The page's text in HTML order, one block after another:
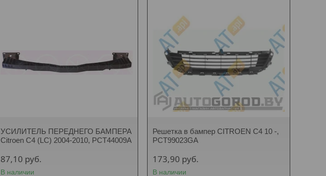
УСИЛИТЕЛЬ ПЕРЕДНЕГО БАМПЕРА
Citroen C4 (LC) 2004-2010, PCT44009A
87,10 руб.
В наличии
Решетка в бампер CITROEN C4 10 -,
PCT99023GA
173,90 руб.
В наличии